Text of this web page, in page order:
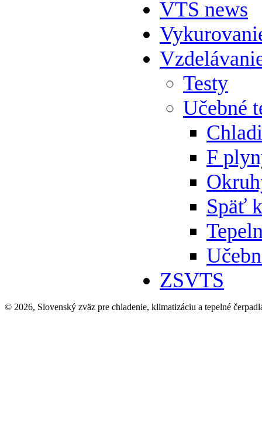
VTS news
Testy
Učebné
F
Späť
ZSVTS
© 2026, Slovenský zväz pre chladenie, klimatizáciu a tepelné